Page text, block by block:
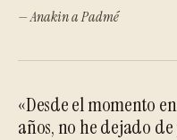
— Anakin a Padmé
«Desde el momento
años, no he dejado